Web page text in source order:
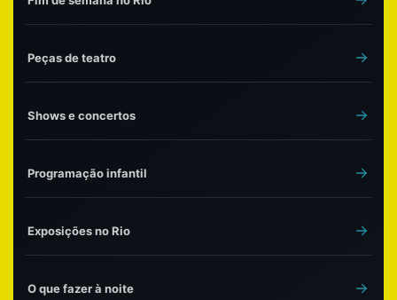
Peças de teatro
Shows e concertos
Programação infantil
Exposições no Rio
O que fazer à noite